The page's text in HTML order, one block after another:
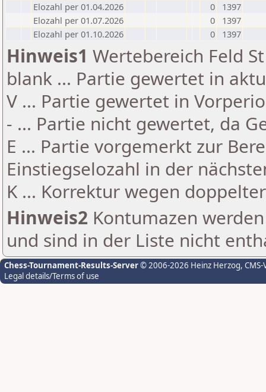
Elozahl per 01.04.2026
0
1397
Elozahl per 01.07.2026
0
1397
Elozahl per 01.10.2026
0 1397
Hinweis1 Wertebereich Feld
blank ... Partie gewertet in
V ... Partie gewertet in
- ... Partie nicht gewertet, da
E ... Partie vorgemerkt zur
Einstiegselozahl in der
K ... Korrektur wegen
Hinweis2 Kontumazen
und sind in der Liste nicht
Chess-Tournament-Results-Server© 2006-2026 Heinz Herzog,
Legal details/Terms of use